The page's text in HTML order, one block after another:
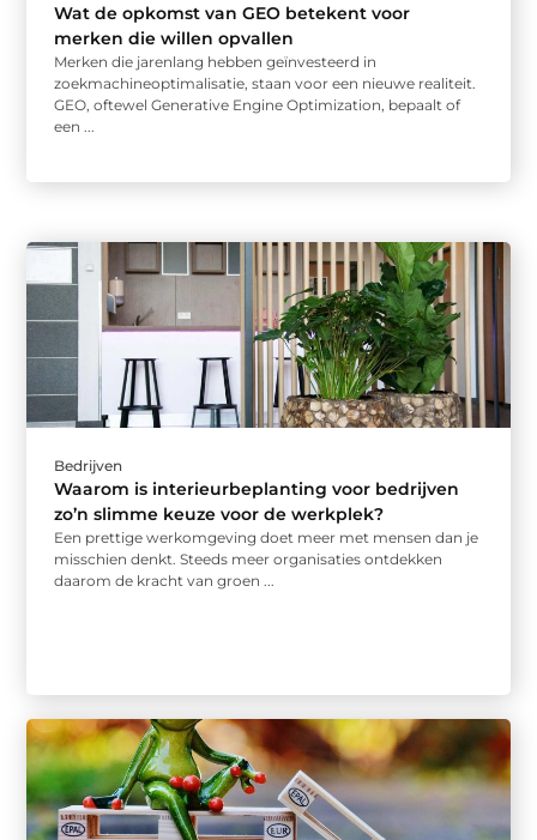
Wat de opkomst van GEO betekent voor
merken die willen opvallen
Merken die jarenlang hebben geïnvesteerd in
zoekmachineoptimalisatie, staan voor een nieuwe realiteit.
GEO, oftewel Generative Engine Optimization, bepaalt of
een ...
Bedrijven
Waarom is interieurbeplanting voor bedrijven
zo’n slimme keuze voor de werkplek?
Een prettige werkomgeving doet meer met mensen dan je
misschien denkt. Steeds meer organisaties ontdekken
daarom de kracht van groen ...